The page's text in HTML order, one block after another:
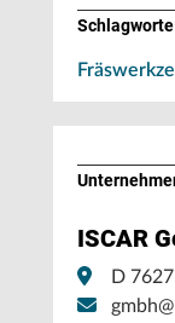
Schlagworte
ISCAR
D